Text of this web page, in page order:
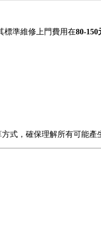
標準維修上門費用在80-150
式，確保理解所有可能產